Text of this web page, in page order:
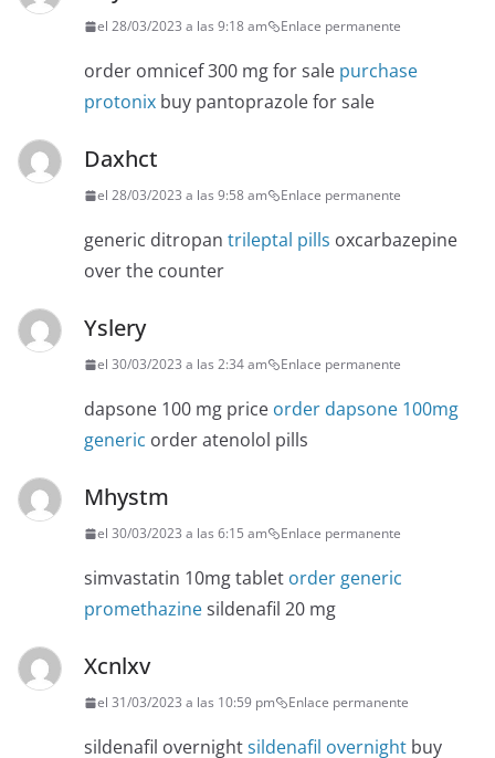
el 28/03/2023 a las 9:18 am Enlace permanente
order omnicef 300 mg for sale purchase
protonix buy pantoprazole for sale
Daxhct
el 28/03/2023 a las 9:58 am Enlace permanente
generic ditropan trileptal pills oxcarbazepine
over the counter
Yslery
el 30/03/2023 a las 2:34 am Enlace permanente
dapsone 100 mg price order dapsone 100mg
generic order atenolol pills
Mhystm
el 30/03/2023 a las 6:15 am Enlace permanente
simvastatin 10mg tablet order generic
promethazinesildenafil 20 mg
Xcnlxv
el 31/03/2023 a las 10:59 pm Enlace permanente
sildenafil overnightsildenafil overnight buy